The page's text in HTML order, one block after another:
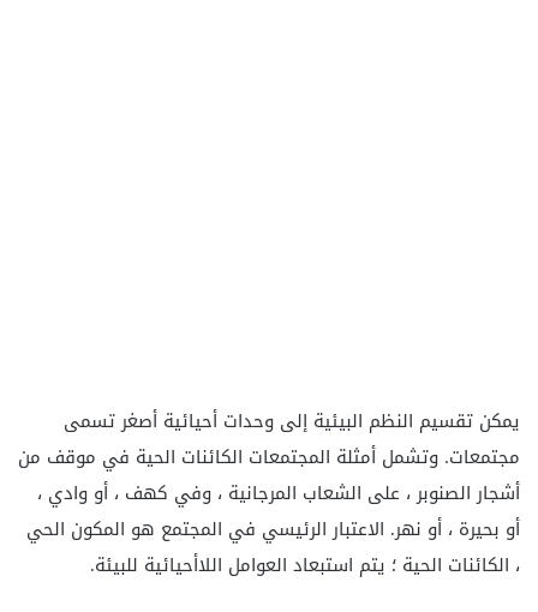
يمكن تقسيم النظم البيئية إلى وحدات أحيائية أصغر تسمى
مجتمعات. وتشمل أمثلة المجتمعات الكائنات الحية في موقف من
أشجار الصنوبر ، على الشعاب المرجانية ، وفي كهف ، أو وادي ،
أو بحيرة ، أو نهر. الاعتبار الرئيسي في المجتمع هو المكون الحي
، الكائنات الحية ؛ يتم استبعاد العوامل اللاأحيائية للبيئة.